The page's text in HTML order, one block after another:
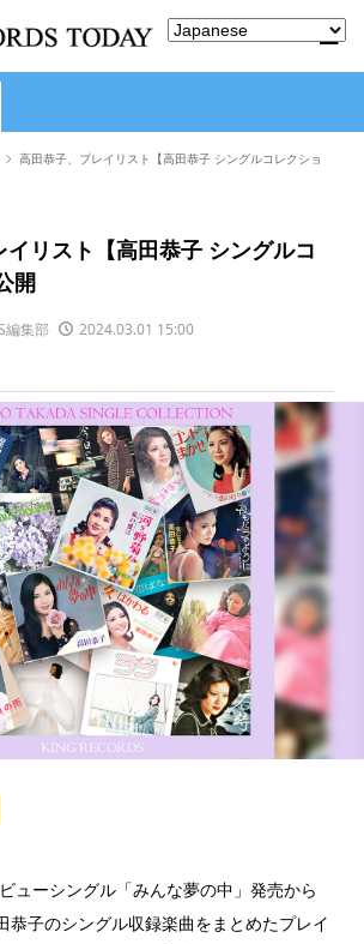
高田恭子、プレイリスト【高田恭子 シングルコレクショ
リスト【高田恭子 シングルコ
開
編集部 2024.03.01 15:00
ューシングル「みんな夢の中」発売から
恭子のシングル収録楽曲をまとめたプレイ